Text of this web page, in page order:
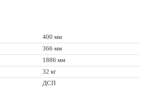
400 мм
366 мм
1886 мм
32 кг
ДСП